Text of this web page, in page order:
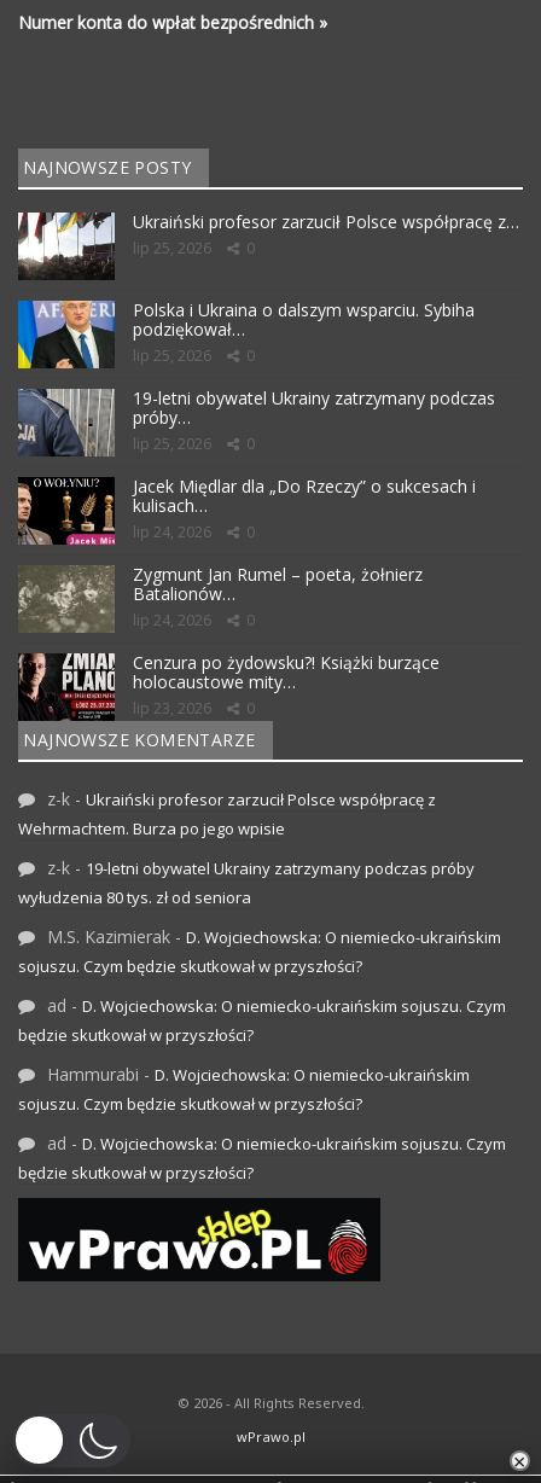
Numer konta do wpłat bezpośrednich »
NAJNOWSZE POSTY
Ukraiński profesor zarzucił Polsce współpracę z…
lip 25, 2026 0
Polska i Ukraina o dalszym wsparciu. Sybiha
podziękował…
lip 25, 2026 0
19-letni obywatel Ukrainy zatrzymany podczas
próby…
lip 25, 2026 0
Jacek Międlar dla „Do Rzeczy” o sukcesach i
kulisach…
lip 24, 2026 0
Zygmunt Jan Rumel – poeta, żołnierz
Batalionów…
lip 24, 2026 0
Cenzura po żydowsku?! Książki burzące
holocaustowe mity…
lip 23, 2026 0
NAJNOWSZE KOMENTARZE
z-k - Ukraiński profesor zarzucił Polsce współpracę z
Wehrmachtem. Burza po jego wpisie
z-k - 19-letni obywatel Ukrainy zatrzymany podczas próby
wyłudzenia 80 tys. zł od seniora
M.S. Kazimierak - D. Wojciechowska: O niemiecko-ukraińskim
sojuszu. Czym będzie skutkował w przyszłości?
ad - D. Wojciechowska: O niemiecko-ukraińskim sojuszu. Czym
będzie skutkował w przyszłości?
Hammurabi - D. Wojciechowska: O niemiecko-ukraińskim
sojuszu. Czym będzie skutkował w przyszłości?
ad - D. Wojciechowska: O niemiecko-ukraińskim sojuszu. Czym
będzie skutkował w przyszłości?
© 2026 - All Rights Reserved.
wPrawo.pl
×